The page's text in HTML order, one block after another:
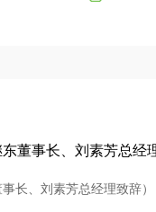
董事长、刘素芳总经
长、刘素芳总经理致辞）